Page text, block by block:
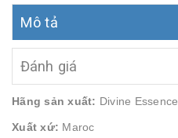
Mô tả
Đánh giá
Hãng sản xuất: Divine Essence
Xuất xứ: Maroc